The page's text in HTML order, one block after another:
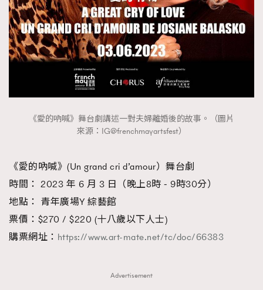
《愛的吶喊》舞台劇講述一對夫婦離婚後的故事。（圖片
來源：IG@frenchmayartsfest）
《愛的吶喊》(Un grand cri d’amour）舞台劇
時間： 2023 年 6 月 3 日（晚上8時 ‑ 9時30分）
地點： 青年廣場Y 綜藝館
票價：$270 / $220 (十八歲以下人士)
購票網址： https://www.art-mate.net/tc/doc/66383
Advertisement